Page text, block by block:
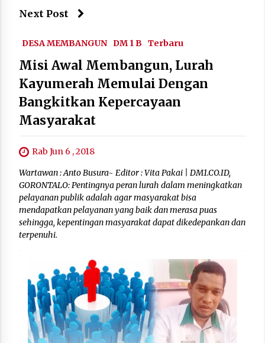
Next Post
DESA MEMBANGUN DM 1 B Terbaru
Misi Awal Membangun, Lurah
Kayumerah Memulai Dengan
Bangkitkan Kepercayaan
Masyarakat
Rab Jun 6 , 2018
Wartawan : Anto Busura~ Editor : Vita Pakai | DM1.CO.ID,
GORONTALO: Pentingnya peran lurah dalam meningkatkan
pelayanan publik adalah agar masyarakat bisa
mendapatkan pelayanan yang baik dan merasa puas
sehingga, kepentingan masyarakat dapat dikedepankan dan
terpenuhi.